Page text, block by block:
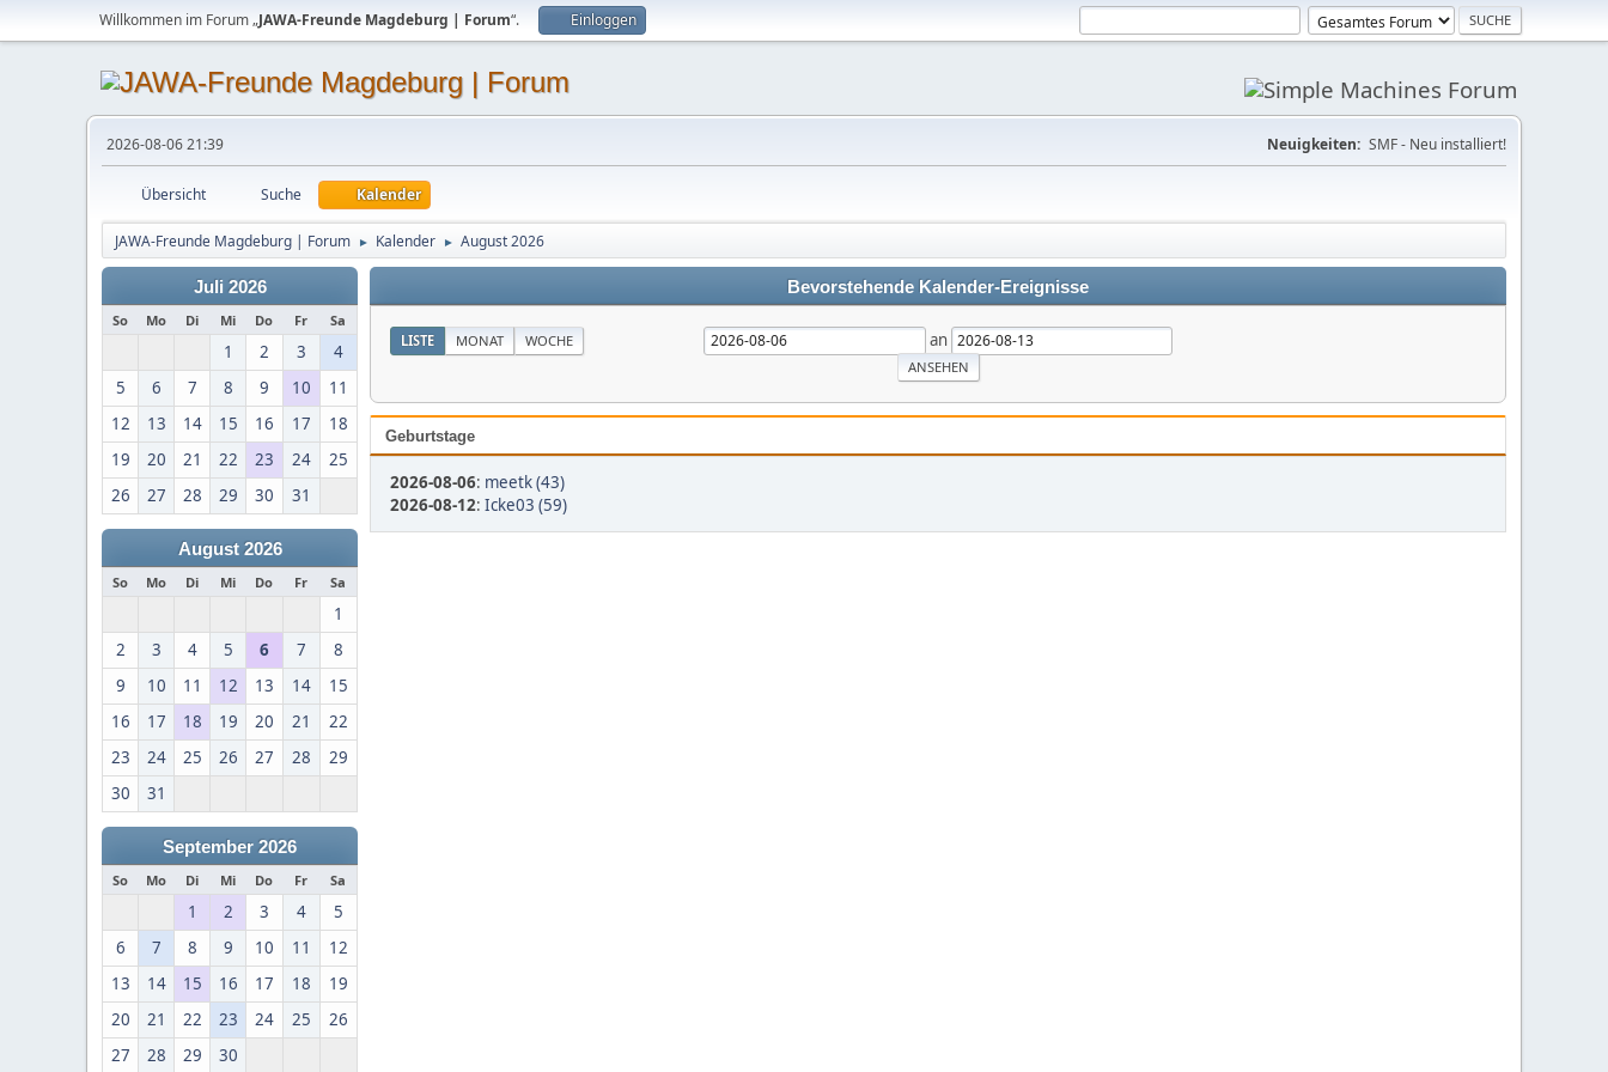
Willkommen im Forum „JAWA-Freunde Magdeburg | Forum“. Einloggen
2026-08-06 21:39 Neuigkeiten: SMF - Neu installiert!
Übersicht Suche Kalender
JAWA-Freunde Magdeburg | Forum ► Kalender ► August 2026
Juli 2026
So Mo Di Mi Do Fr Sa
1 2 3
4
5
6 7 8 9 10
11
12
13 14 15 16 17
18
19
20 21 22 23 24
25
26
27 28 29 30 31
August 2026
So Mo Di Mi Do Fr Sa
1
2
3 4 5 6 7
8
9
10 11 12 13 14
15
16
17 18 19 20 21
22
23
24 25 26 27 28
29
30
31
September 2026
So Mo Di Mi Do Fr Sa
1 2 3 4
5
6
7 8 9 10 11
12
13
14 15 16 17 18
19
20
21 22 23 24 25
26
27
28 29 30
Bevorstehende Kalender-Ereignisse
LISTE MONAT WOCHE an
Geburtstage
2026-08-06: meetk (43)
2026-08-12: Icke03 (59)